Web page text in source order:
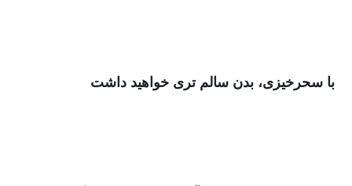
با سحرخیزی، بدن سالم تری خواهید داشت